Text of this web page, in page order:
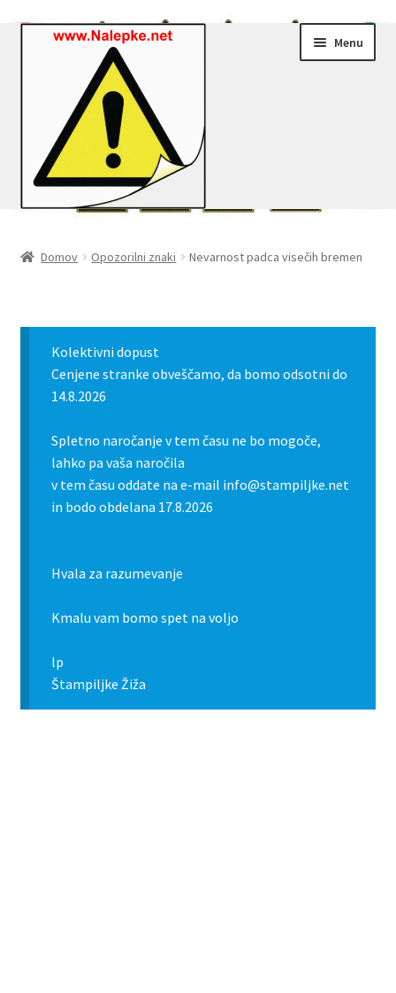
Menu
Zaključek nakupa
Košarica
Domov Opozorilni znaki Nevarnost padca visečih bremen
Kolektivni dopust
Cenjene stranke obveščamo, da bomo odsotni do
14.8.2026
Spletno naročanje v tem času ne bo mogoče,
lahko pa vaša naročila
v tem času oddate na e-mail info@stampiljke.net
in bodo obdelana 17.8.2026
Hvala za razumevanje
Kmalu vam bomo spet na voljo
lp
Štampiljke Žiža